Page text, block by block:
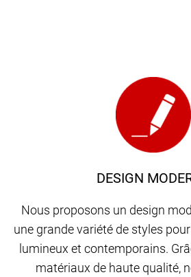
DESIGN
Nous proposons un design
une grande variété de styles
lumineux et contemporains.
matériaux de haute qualité,